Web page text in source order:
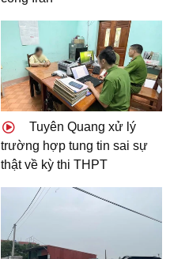
Tuyên Quang xử lý
trường hợp tung tin sai sự
thật về kỳ thi THPT